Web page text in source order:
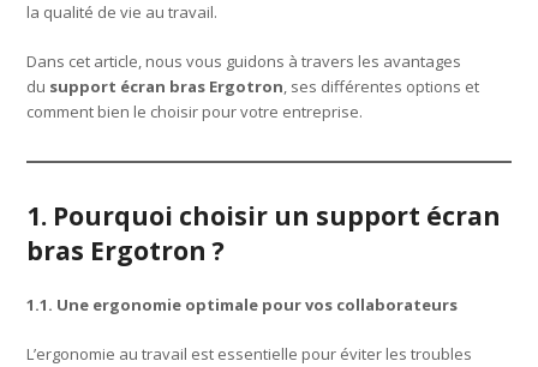
la qualité de vie au travail.
Dans cet article, nous vous guidons à travers les avantages
du support écran bras Ergotron, ses différentes options et
comment bien le choisir pour votre entreprise.
1. Pourquoi choisir un support écran
bras Ergotron ?
1.1. Une ergonomie optimale pour vos collaborateurs
L’ergonomie au travail est essentielle pour éviter les troubles